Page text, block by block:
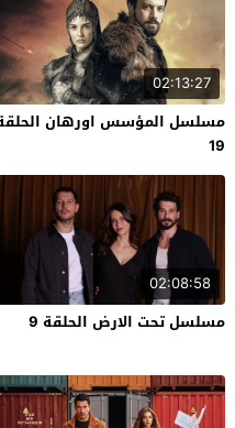
02:13:27
مسلسل المؤسس اورهان
19
02:08:58
مسلسل تحت الارض الحلقة 9